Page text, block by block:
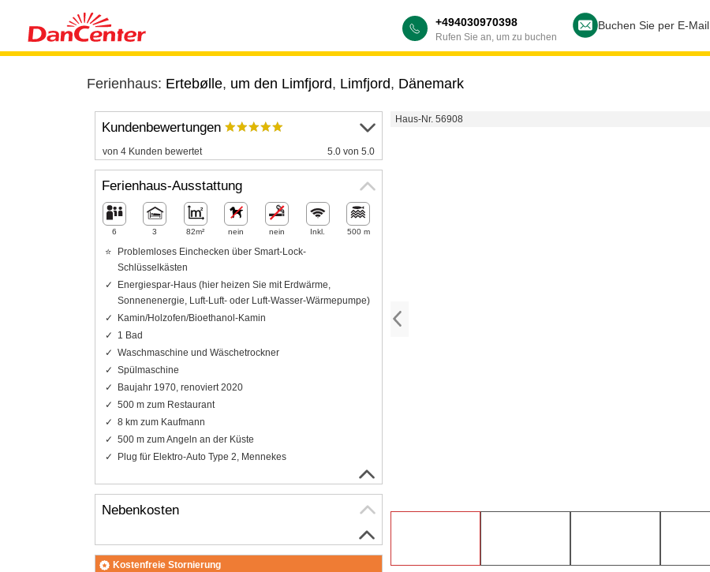
+494030970398
Rufen Sie an, um zu buchen
Buchen Sie per E-Mail
Ferienhaus: Ertebølle, um den Limfjord, Limfjord, Dänemark
Haus-Nr. 56908
Kundenbewertungen
von 4 Kunden bewertet 5.0 von 5.0
Ferienhaus-Ausstattung
6 3 82m² nein nein Inkl. 500 m
Problemloses Einchecken über Smart-Lock-
Schlüsselkästen
Energiespar-Haus (hier heizen Sie mit Erdwärme,
Sonnenenergie, Luft-Luft- oder Luft-Wasser-Wärmepumpe)
Kamin/Holzofen/Bioethanol-Kamin
1 Bad
Waschmaschine und Wäschetrockner
Spülmaschine
Baujahr 1970, renoviert 2020
500 m zum Restaurant
8 km zum Kaufmann
500 m zum Angeln an der Küste
Plug für Elektro-Auto Type 2, Mennekes
Nebenkosten
Kostenfreie Stornierung